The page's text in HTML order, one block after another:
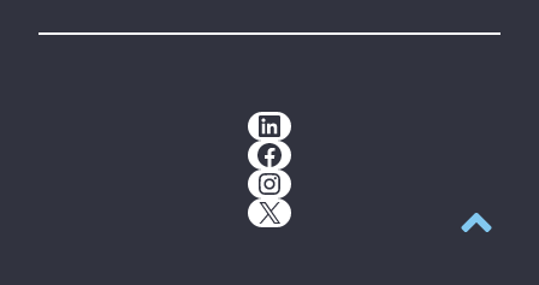
LinkedIn
Facebook
Instagram
X
Takaisin